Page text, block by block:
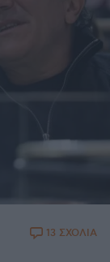
13 ΣΧΟΛΙΑ